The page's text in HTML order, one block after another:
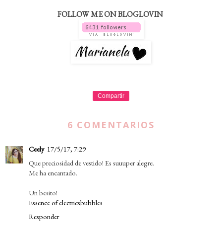
FOLLOW ME ON BLOGLOVIN
Compartir
6 COMENTARIOS
Ceely 17/5/17, 7:29
Que preciosidad de vestido! Es suuuper alegre.
Me ha encantado.
Un besito!
Essence of electricsbubbles
Responder